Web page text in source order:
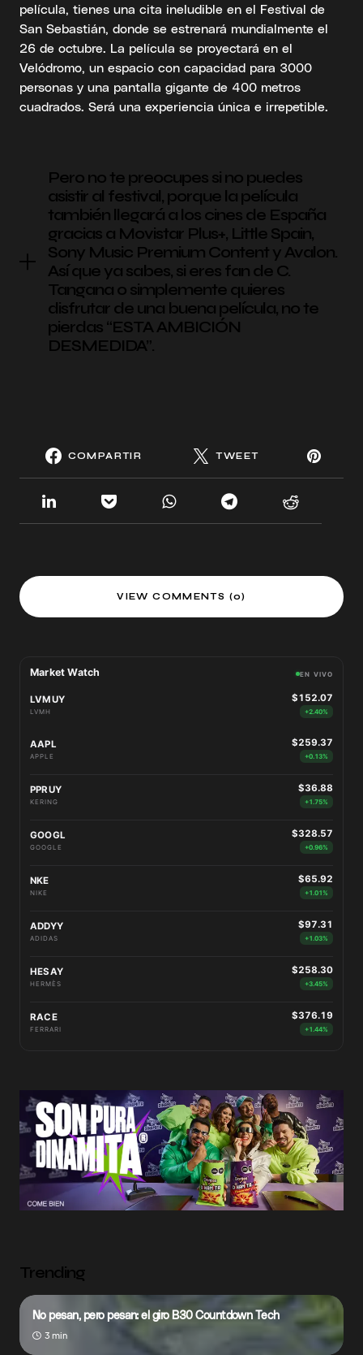
película, tienes una cita ineludible en el Festival de
San Sebastián, donde se estrenará mundialmente el
26 de octubre. La película se proyectará en el
Velódromo, un espacio con capacidad para 3000
personas y una pantalla gigante de 400 metros
cuadrados. Será una experiencia única e irrepetible.
Pero no te preocupes si no puedes
asistir al festival, porque la película
también llegará a los cines de España
gracias a Movistar Plus+, Little Spain,
Sony Music Premium Content y Avalon.
Así que ya sabes, si eres fan de C.
Tangana o simplemente quieres
disfrutar de una buena película, no te
pierdas “ESTA AMBICIÓN
DESMEDIDA”.
COMPARTIR TWEET
VIEW COMMENTS (0)
Market Watch EN VIVO
LVMUY
LVMH
$152.07
+2.40%
AAPL
APPLE
$259.37
+0.13%
PPRUY
KERING
$36.88
+1.75%
GOOGL
GOOGLE
$328.57
+0.96%
NKE
NIKE
$65.92
+1.01%
ADDYY
ADIDAS
$97.31
+1.03%
HESAY
HERMÈS
$258.30
+3.45%
RACE
FERRARI
$376.19
+1.44%
Trending
No pesan, pero pesan: el giro B30 Countdown Tech
3 min